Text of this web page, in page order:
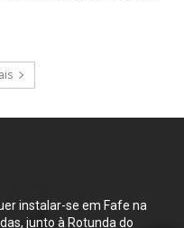
instalar-se em Fafe na
junto à Rotunda do